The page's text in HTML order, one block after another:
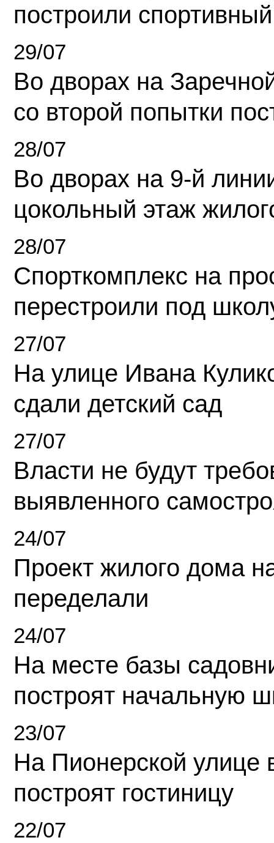
построили
29/07
Во дворах на
со второй попытки
28/07
Во дворах на 9-й
цокольный этаж
28/07
Спорткомплекс на
перестроили под
27/07
На улице Ивана
сдали детский сад
27/07
Власти не будут
выявленного
24/07
Проект жилого дома
переделали
24/07
На месте базы
построят начальную
23/07
На Пионерской улице
построят гостиницу
22/07